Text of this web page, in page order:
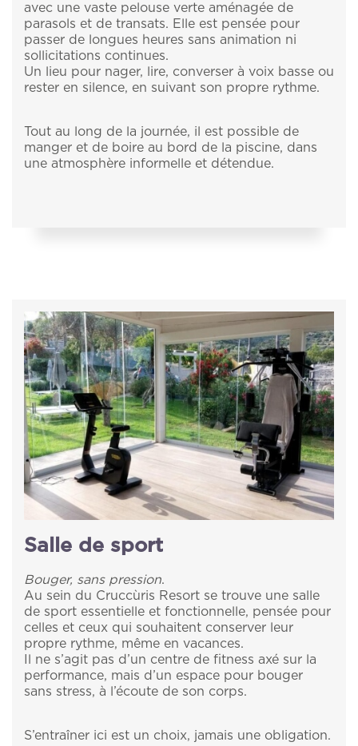
Accueil
Le Cruccùris
Chambres
Expériences
avec une vaste pelouse verte aménagée de
parasols et de transats. Elle est pensée pour
passer de longues heures sans animation ni
sollicitations continues.
Un lieu pour nager, lire, converser à voix basse ou
rester en silence, en suivant son propre rythme.
Tout au long de la journée, il est possible de
manger et de boire au bord de la piscine, dans
une atmosphère informelle et détendue.
Salle de sport
Bouger, sans pression.
Au sein du Cruccùris Resort se trouve une salle
de sport essentielle et fonctionnelle, pensée pour
celles et ceux qui souhaitent conserver leur
propre rythme, même en vacances.
Il ne s’agit pas d’un centre de fitness axé sur la
performance, mais d’un espace pour bouger
sans stress, à l’écoute de son corps.
S’entraîner ici est un choix, jamais une obligation.
Abonnez-vous à
notre newsletter.
Nous vous enverrons par e-mail des mises à jour
sur les offres, les forfaits et toutes les nouvelles
du Cruccùris Resort.